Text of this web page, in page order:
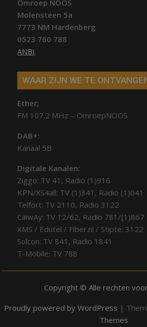
Omroep NOOS
Molensteen 5a
7773 NM Hardenberg
0523 760 788
ANBI
WAAR ZIJN WE TE
Ether;
FM 107.2 MHz – OmroepNOOS
DAB+:
Kanaal 5B
Digitale Kanalen:
Ziggo: TV 41, Radio (1)916
KPN/XS4all: TV (1)341, Radio (1)041
Telfort: TV 2110, Radio 3122
CaiwAy: TV 12/62, Radio 781/(1)867
XMS / Edutel / Fiber.nl / Stipte: 3122
Solcon: TV 841, Radio 1841
T-Mobile: TV 788
Copyright © Alle rechten
Proudly powered by WordPress |
Themes